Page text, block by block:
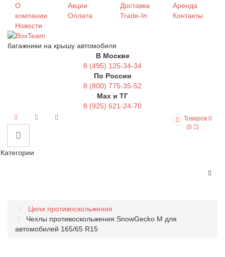
О
компании
Новости
Акции
Оплата
Доставка
Trade-In
Аренда
Контакты
багажники на крышу автомобиля
В Москве
8 (495) 125-34-34
По России
8 (800) 775-35-52
Max и ТГ
8 (925) 621-24-70
Товаров 0
(0
)
Категории
Цепи противоскольжения
Чехлы противоскольжения SnowGecko M для
автомобилей 165/65 R15